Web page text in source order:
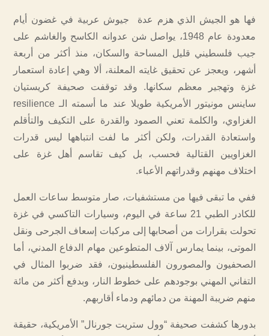
فها هو الجيش الذي هزم عدة جيوش عربية في غضون أيام
معدودة عام 1948، يواصل شن عدوانه الكاسح والغاشم على
جيب فلسطيني قليل المساحة والسكان، منذ أكثر من أربعة
أشهر، ويعجز عن تحقيق غايته المعلنة، ألا وهي إعادة استعمار
غزة وتهجير معظم سكانها. وقد توقفت صحيفة كريستيان
ساينس مونيتور الأمريكية طويلا عند ما أسمته الـ resilience
الغزاوي، والكلمة تعني الصمود والقدرة على التكيف والتأقلم
واستعادة القدرات، ولكن أكثر ما لفت انتباهها ليس قدرات
الغزاويين القتالية فحسب، بل كيف تقاسم أهل غزة على
اختلاف مهنهم وقدراتهم الأعباء.
ففي ما تبقى فيها من مستشفيات، صار متوسط ساعات العمل
للكادر الطبي 21 ساعة في اليوم، وسيارات التاكسي في غزة
تحولت بقرارات من أصحابها إلى مركبات إسعاف الجرحى ونقل
الموتى، بينما يمارس آلاف المتطوعين مهام الدفاع المدني، أما
الصحفيون والمصورون الفلسطينيون، فقد ضربوا المثال في
التفاني المهني بوجودهم على خطوط النار، وبدفع أكثر من مائة
منهم ضريبة المهنة من دمائهم ودماء أقاربهم.
بدورها كشفت صحيفة “وول ستريت جورنال” الأمريكية، حقيقة